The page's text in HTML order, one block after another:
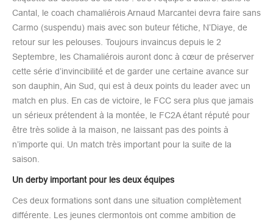
Cantal, le coach chamaliérois Arnaud Marcantei devra faire sans
Carmo (suspendu) mais avec son buteur fétiche, N’Diaye, de
retour sur les pelouses. Toujours invaincus depuis le 2
Septembre, les Chamaliérois auront donc à cœur de préserver
cette série d’invincibilité et de garder une certaine avance sur
son dauphin, Ain Sud, qui est à deux points du leader avec un
match en plus. En cas de victoire, le FCC sera plus que jamais
un sérieux prétendent à la montée, le FC2A étant réputé pour
être très solide à la maison, ne laissant pas des points à
n’importe qui. Un match très important pour la suite de la
saison.
Un derby important pour les deux équipes
Ces deux formations sont dans une situation complètement
différente. Les jeunes clermontois ont comme ambition de